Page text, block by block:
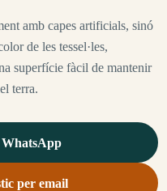
amb capes artificials, sinó
de les tessel·les,
superfície fàcil de mantenir
terra.
per email